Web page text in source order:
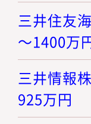
三井住友
～1400万
三井情報
925万円